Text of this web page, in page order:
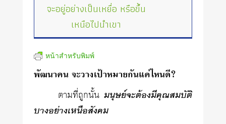
จะอยู่อย่างเป็นเหยื่อ หรือขึ้น
เหนือไปนำเขา
หน้าสำหรับพิมพ์
พัฒนาคน จะวางเป้าหมายกันแค่ไหนดี?
ตามที่ถูกนั้น มนุษย์จะต้องมีคุณสมบัติ
บางอย่างเหนือสังคม